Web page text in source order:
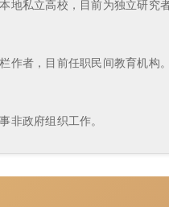
私立高校，目前为独立研究者
者，目前任职民间教育机构。
非政府组织工作。